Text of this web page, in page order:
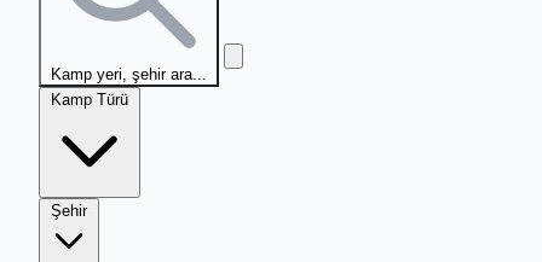
Kamp yeri, şehir ara...
Kamp Türü
Şehir